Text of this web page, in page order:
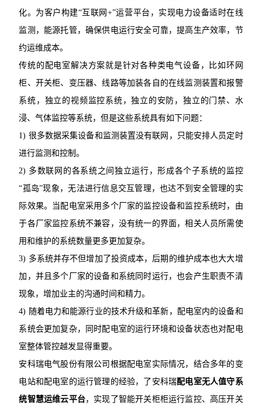
化。为客户构建“互联网+”运营平台，实现电力设备适时在线
监测，能源托管，确保供电运行安全可靠，提高生产效率，节
约运维成本。
传统的配电室解决方案就是针对各种类电气设备，比如环网
柜、开关柜、变压器、线路等加装各自的在线监测装置和报警
系统，独立的视频监控系统，独立的安防，独立的门禁、水
浸、气体监控等系统，但是这些系统具有如下问题：
1) 很多数据采集设备和监测装置没有联网，只能安排人员定时
进行监测和控制。
2) 多数联网的各系统之间独立运行，形成各个子系统的监控
“孤岛”现象，无法进行信息交互管理，也达不到安全管理的实
际效果。当配电室采用多个厂家的监控设备和监控系统时，由
于各厂家监控系统不兼容，没有统一的界面，相关人员所需使
用和维护的系统数量更多更加复杂。
3) 多系统并存不但增加了投资成本，后期的维护成本也大大增
加，并且多个厂家的设备和系统同时运行，也会产生职责不清
现象，增加业主的沟通时间和精力。
4) 随着电力和能源行业的技术升级和革新，配电室内的设备和
系统会更加复杂，同时配电室的运行环境和设备状态也对配电
室整体管控越发显得重要。
安科瑞电气股份有限公司根据配电室实际情况，结合多年的变
电站和配电室的运行管理的经验，了安科瑞配电室无人值守系
统智慧运维云平台，实现了智能开关柜柜运行监控、高压开关